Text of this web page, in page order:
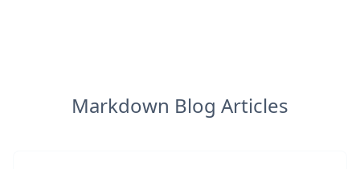
Markdown Blog Articles